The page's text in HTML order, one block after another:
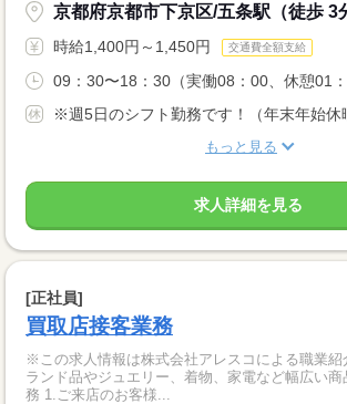
京都府京都市下京区/五条駅（徒歩 3
時給1,400円～1,450円 交通費全額支給
09：30〜18：30（実働08：00、休憩01：
※週5日のシフト勤務です！（年末年始休
もっと見る
求人詳細を見る
[正社員]
買取店接客業務
※この求人情報は株式会社アレスコによる職業紹
ランド品やジュエリー、着物、家電など幅広い
務 1.ご来店のお客様...